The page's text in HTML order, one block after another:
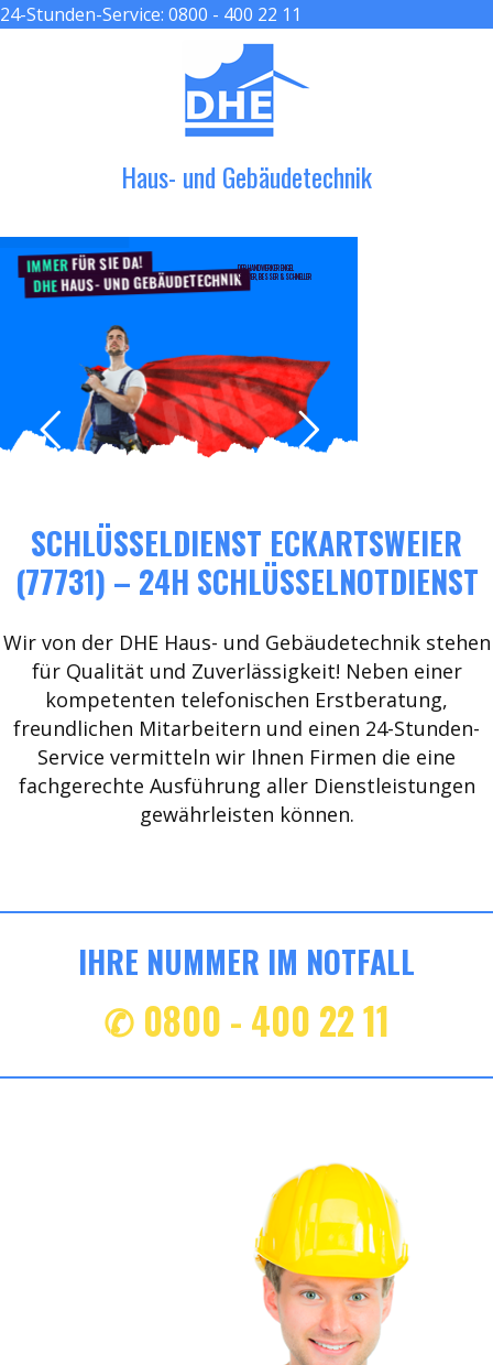
24-Stunden-Service: 0800 - 400 22 11
Haus- und Gebäudetechnik
IMMERFÜR SIE DA!
DHEHAUS- UND GEBÄUDETECHNIK
DER HANDWERKER ENGEL
GRÖßER, BESSER & SCHNELLER
SCHLÜSSELDIENST ECKARTSWEIER
(77731) – 24H SCHLÜSSELNOTDIENST
Wir von der DHE Haus- und Gebäudetechnik stehen
für Qualität und Zuverlässigkeit! Neben einer
kompetenten telefonischen Erstberatung,
freundlichen Mitarbeitern und einen 24-Stunden-
Service vermitteln wir Ihnen Firmen die eine
fachgerechte Ausführung aller Dienstleistungen
gewährleisten können.
IHRE NUMMER IM NOTFALL
✆ 0800 - 400 22 11